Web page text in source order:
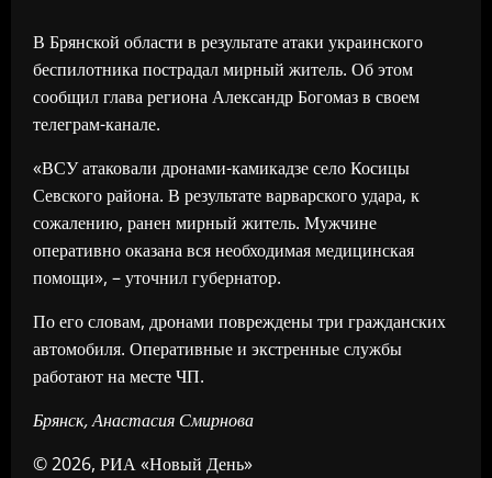
В Брянской области в результате атаки украинского
беспилотника пострадал мирный житель. Об этом
сообщил глава региона Александр Богомаз в своем
телеграм-канале.
«ВСУ атаковали дронами-камикадзе село Косицы
Севского района. В результате варварского удара, к
сожалению, ранен мирный житель. Мужчине
оперативно оказана вся необходимая медицинская
помощи», – уточнил губернатор.
По его словам, дронами повреждены три гражданских
автомобиля. Оперативные и экстренные службы
работают на месте ЧП.
Брянск, Анастасия Смирнова
© 2026, РИА «Новый День»